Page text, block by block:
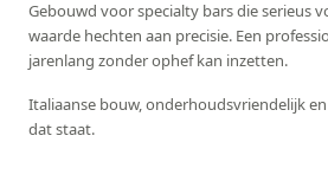
Gebouwd voor specialty bars die serieus
waarde hechten aan precisie. Een
jarenlang zonder ophef kan inzetten.
Italiaanse bouw, onderhoudsvriendelijk
dat staat.